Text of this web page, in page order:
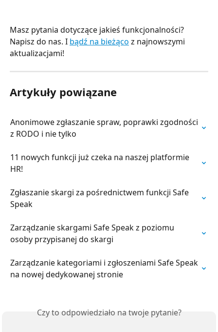
Masz pytania dotyczące jakieś funkcjonalności?
Napisz do nas. I bądź na bieżąco z najnowszymi
aktualizacjami!
Artykuły powiązane
Anonimowe zgłaszanie spraw, poprawki zgodności
z RODO i nie tylko
11 nowych funkcji już czeka na naszej platformie
HR!
Zgłaszanie skargi za pośrednictwem funkcji Safe
Speak
Zarządzanie skargami Safe Speak z poziomu
osoby przypisanej do skargi
Zarządzanie kategoriami i zgłoszeniami Safe Speak
na nowej dedykowanej stronie
Czy to odpowiedziało na twoje pytanie?